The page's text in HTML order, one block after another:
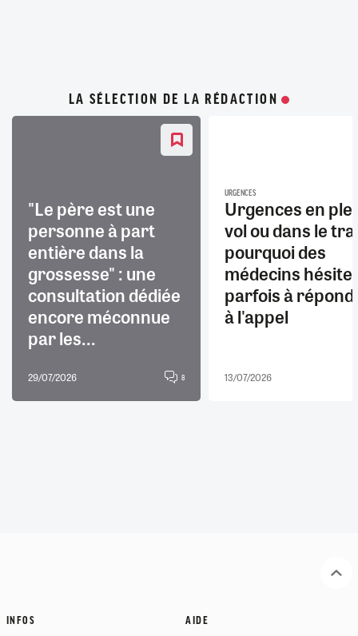
LA SÉLECTION DE LA RÉDACTION
"Le père est une
personne à part
entière dans la
grossesse" : une
consultation dédiée
encore méconnue
par les...
29/07/2026 8
URGENCES
Urgences en
vol ou dans le
pourquoi des
médecins
parfois à
à l'appel
13/07/2026
INFOS AIDE